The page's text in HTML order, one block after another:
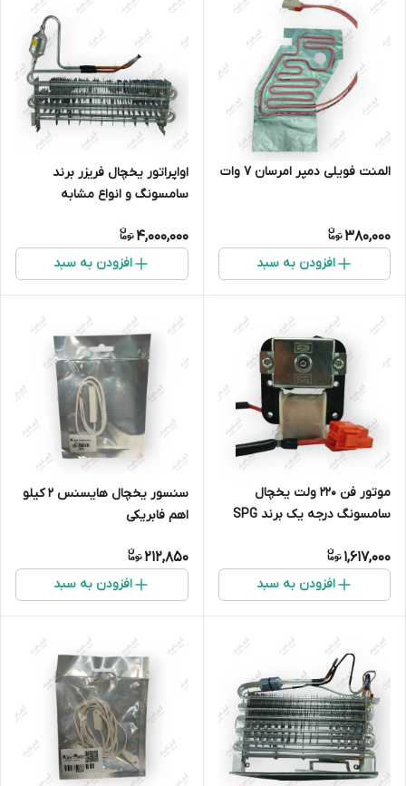
المنت فویلی دمپر امرسان 7 وات
380,000
افزودن به سبد
اواپراتور یخچال فریزر برند
سامسونگ و انواع مشابه
4,000,000
افزودن به سبد
موتور فن ۲۲۰ ولت یخچال
سامسونگ درجه یک برند SPG
1,617,000
افزودن به سبد
سنسور یخچال هایسنس 2 کیلو
اهم فابریکی
212,850
افزودن به سبد